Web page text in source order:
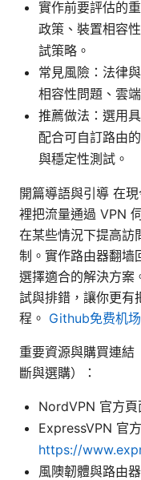
實作前要評估的
政策、裝置相容
試策略。
常見風險：法律
相容性問題、雲
推薦做法：選用
配合可自訂路由
與穩定性測試。
開篇導語與引導 在
裡把流量通過 VPN
在某些情況下提高訪
制。實作路由器翻墙
選擇適合的解決方案
試與排錯，讓你更有
程。 Github免费机
重要資源與購買連結
斷與選購）：
NordVPN 官方
ExpressVPN 官
https://
風隩韌體與路由